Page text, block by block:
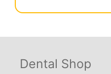
Dental Shop